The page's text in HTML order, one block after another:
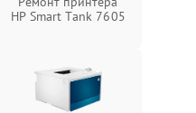
HP Smart Tank 7605